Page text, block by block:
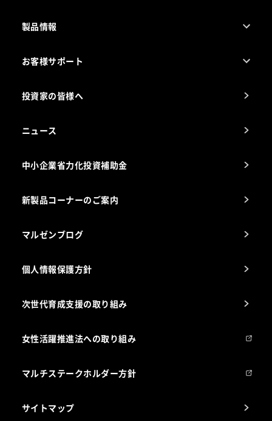
製品情報
電気・ガス別厨房機器
お客様サポート
アフターサービスお問合せ先
海外出店をご検討のお客様へ
投資家の皆様へ
ニュース
中小企業省力化投資補助金
新製品コーナーのご案内
マルゼンブログ
個人情報保護方針
次世代育成支援の取り組み
女性活躍推進法への取り組み
マルチステークホルダー方針
サイトマップ